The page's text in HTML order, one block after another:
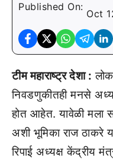
Published On:
Oct
टीम महाराष्ट्र देशा :
निवडणुकीतही मनसे
होत आहेत. यावेळी मला
अशी भूमिका राज ठाकरे
रिपाई अध्यक्ष केंद्रीय